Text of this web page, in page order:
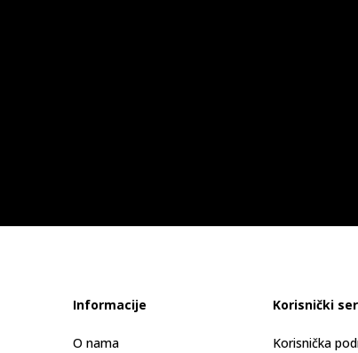
Informacije
O nama
Korisnički
Korisnička